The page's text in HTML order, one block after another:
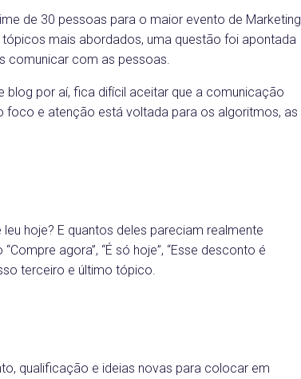
de 30 pessoas para o maior evento de Marketing
mais abordados, uma questão foi apontada
comunicar com as pessoas.
blog por aí, fica difícil aceitar que a comunicação
foco e atenção está voltada para os algoritmos, as
hoje? E quantos deles pareciam realmente
agora”, “É só hoje”, “Esse desconto é
terceiro e último tópico.
qualificação e ideias novas para colocar em